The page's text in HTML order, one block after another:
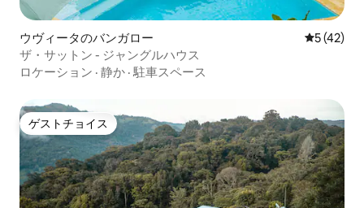
ウヴィータのバンガロー レビュー
5 (42)
ザ・サットン - ジャングルハウス
ロケーション · 静か · 駐車スペース
ゲストチョイス
ゲストチョイス